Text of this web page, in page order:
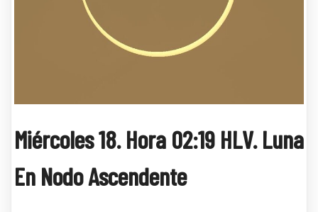
Miércoles 18. Hora 02:19 HLV. Luna
En Nodo Ascendente